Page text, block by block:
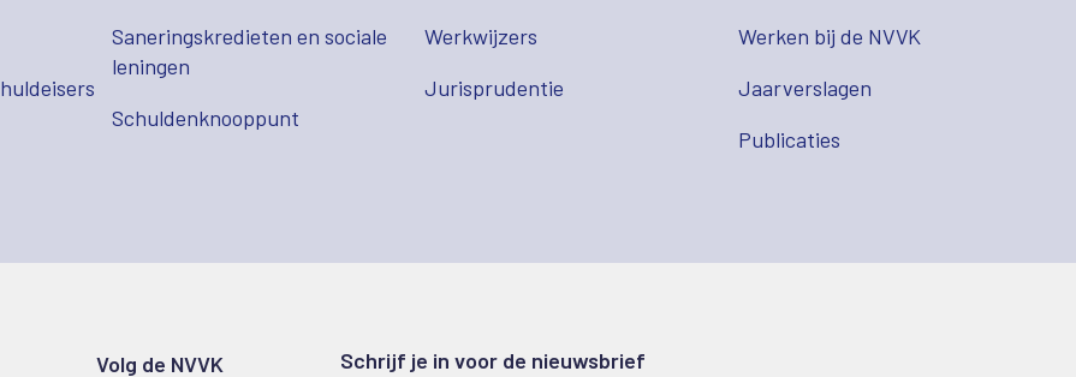
Saneringskredieten en sociale
leningen
Schuldenknooppunt
Werkwijzers
Jurisprudentie
Werken bij de NVVK
Jaarverslagen
Publicaties
Volg de NVVK
Schrijf je in voor de nieuwsbrief